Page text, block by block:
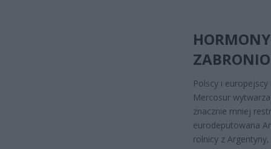
Polscy i
Mercosur
znacznie mniej
eurodeputowana
rolnicy z